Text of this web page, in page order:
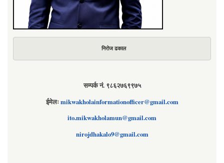
निरोज ढकाल
सम्पर्क नं. ९८६२७६९९७५
ईमेलःmikwakholainformationofficer@gmail.com
ito.mikwakholamun@gmail.com
nirojdhakalo9@gmail.com